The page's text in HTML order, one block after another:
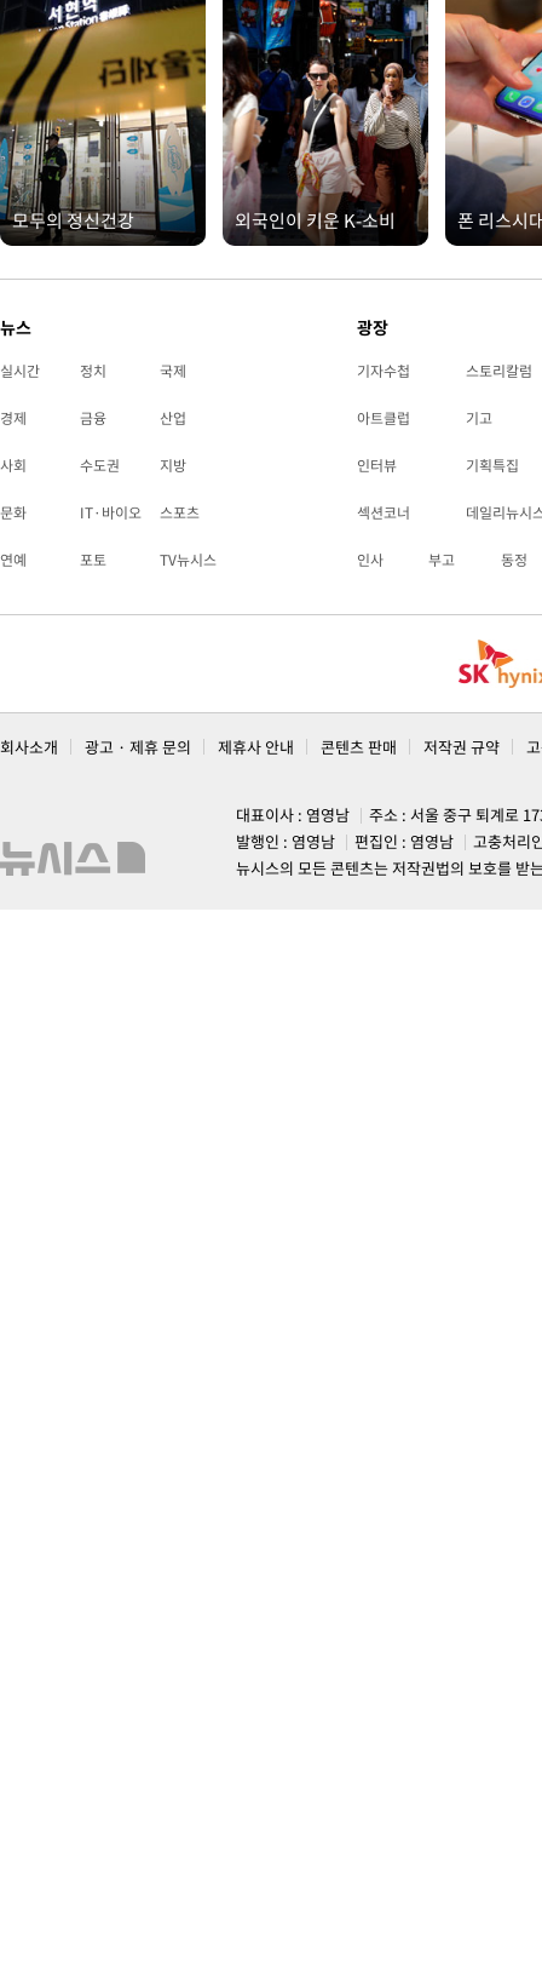
모두의 정신건강 외국인이 키운 K-소비 폰 리스시
뉴스
실시간 정치 국제
경제 금융 산업
사회 수도권 지방
문화 IT·바이오 스포츠
연예 포토 TV뉴시스
광장
기자수첩 스토리칼럼
아트클럽 기고
인터뷰 기획특집
섹션코너 데일리뉴시
인사 부고 동정
회사소개 광고 · 제휴 문의 제휴사 안내 콘텐츠 판매 저작권 규약
대표이사 : 염영남
주소 : 서울 중구 퇴계로
발행인 : 염영남
편집인 : 염영남
고충처리
뉴시스의 모든 콘텐츠는 저작권법의 보호를